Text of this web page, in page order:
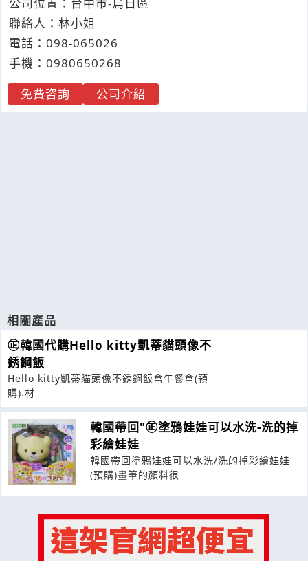
公司位置：台中市-烏日區
聯絡人：林小姐
電話： 098-065026
手機： 0980650268
免費咨詢
公司介紹
相關產品
㊣韓國代購Hello kitty凱蒂貓頭像不
銹鋼飯
Hello kitty凱蒂貓頭像不銹鋼飯盒午餐盒(預
購).材
韓國帶回"㊣塗鴉娃娃可以水洗-洗的掉
彩繪娃娃
韓國帶回塗鴉娃娃可以水洗/洗的掉彩繪娃娃
(預購)畫筆的顏料很